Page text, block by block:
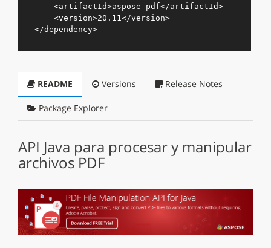
<artifactId>aspose-pdf</artifactId>
<version>20.11 </version>
</dependency>
README Versions Release Notes
Package Explorer
API Java para procesar y manipular
archivos PDF